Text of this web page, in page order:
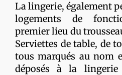
La lingerie, également
logements de
premier lieu du
Serviettes de table, de
tous marqués au nom
déposés à la